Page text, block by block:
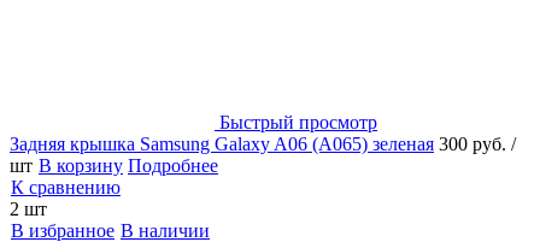
Быстрый просмотр
Задняя крышка Samsung Galaxy A06 (A065) зеленая 300 руб. /
шт В корзину Подробнее
К сравнению
2 шт
В избранное В наличии